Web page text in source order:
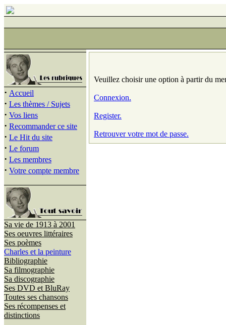
· Accueil
· Les thèmes / Sujets
· Vos liens
· Recommander ce site
· Le Hit du site
· Le forum
· Les membres
· Votre compte membre
Sa vie de 1913 à 2001
Ses oeuvres littéraires
Ses poèmes
Charles et la peinture
Bibliographie
Sa filmographie
Sa discographie
Ses DVD et BluRay
Toutes ses chansons
Ses récompenses et
distinctions
Veuillez choisir une option à partir du
Connexion.
Register.
Retrouver votre mot de passe.